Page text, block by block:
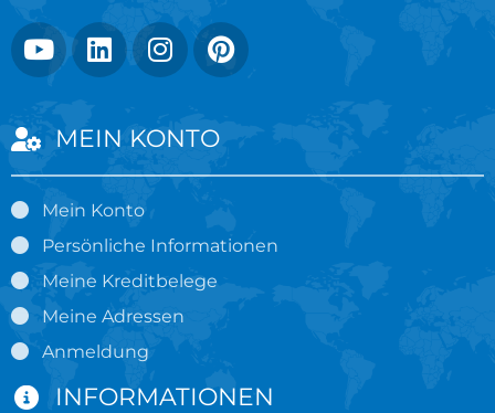
MEIN KONTO
Mein Konto
Persönliche Informationen
Meine Kreditbelege
Meine Adressen
Anmeldung
INFORMATIONEN